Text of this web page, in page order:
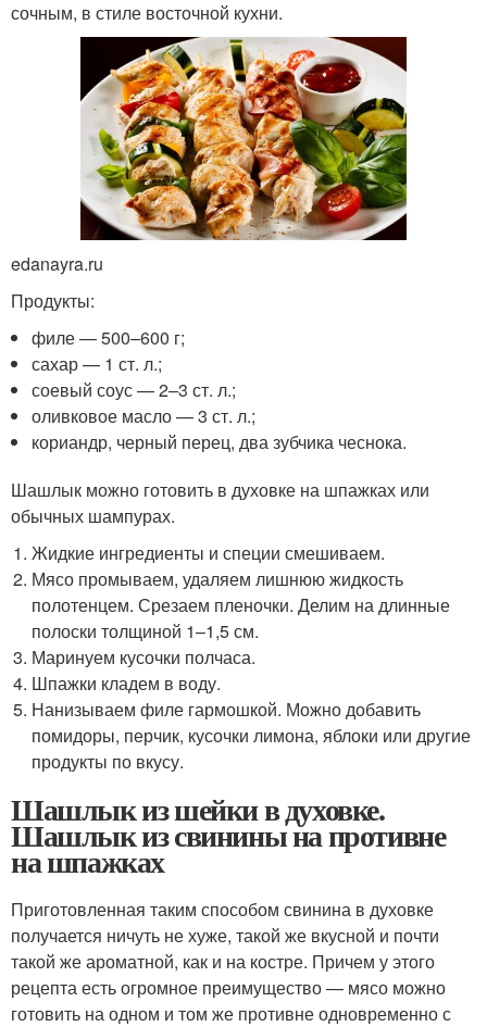
сочным, в стиле восточной кухни.
edanayra.ru
Продукты:
филе — 500–600 г;
сахар — 1 ст. л.;
соевый соус — 2–3 ст. л.;
оливковое масло — 3 ст. л.;
кориандр, черный перец, два зубчика чеснока.
Шашлык можно готовить в духовке на шпажках или
обычных шампурах.
Жидкие ингредиенты и специи смешиваем.
Мясо промываем, удаляем лишнюю жидкость
полотенцем. Срезаем пленочки. Делим на длинные
полоски толщиной 1–1,5 см.
Маринуем кусочки полчаса.
Шпажки кладем в воду.
Нанизываем филе гармошкой. Можно добавить
помидоры, перчик, кусочки лимона, яблоки или другие
продукты по вкусу.
Шашлык из шейки в духовке.
Шашлык из свинины на противне
на шпажках
Приготовленная таким способом свинина в духовке
получается ничуть не хуже, такой же вкусной и почти
такой же ароматной, как и на костре. Причем у этого
рецепта есть огромное преимущество — мясо можно
готовить на одном и том же противне одновременно с